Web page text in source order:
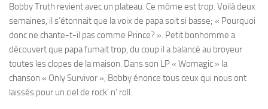
Bobby Truth revient avec un plateau. Ce môme est trop. Voilà deux
semaines, il s’étonnait que la voix de papa soit si basse; « Pourquoi
donc ne chante-t-il pas comme Prince? ». Petit bonhomme a
découvert que papa fumait trop, du coup il a balancé au broyeur
toutes les clopes de la maison. Dans son LP « Womagic » la
chanson « Only Survivor », Bobby énonce tous ceux qui nous ont
laissés pour un ciel de rock’ n’ roll.